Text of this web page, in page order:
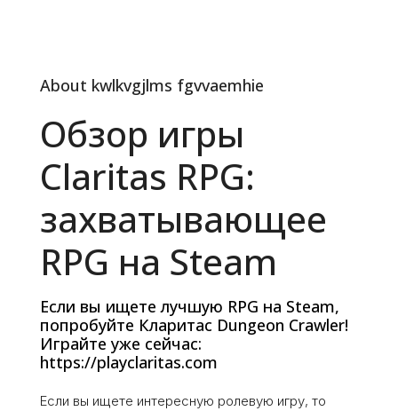
About kwlkvgjlms fgvvaemhie
Обзор игры
Claritas RPG:
захватывающее
RPG на Steam
Если вы ищете лучшую RPG на Steam,
попробуйте Кларитас Dungeon Crawler!
Играйте уже сейчас:
https://playclaritas.com
Если вы ищете интересную ролевую игру, то